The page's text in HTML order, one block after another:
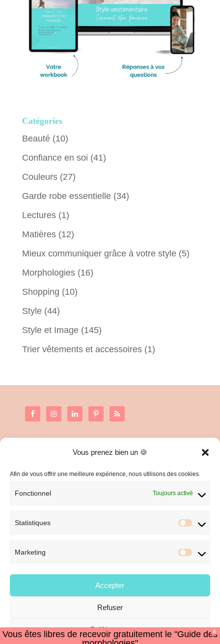
Vous prenez bien un 🍪
Afin de vous offrir une meilleure expérience, nous utilisons des cookies.
Fonctionnel Toujours activé
Statistiques
Marketing
Accepter
Refuser
Préférences
Catégories
Beauté(10)
Confiance en soi (41)
Couleurs(27)
Garde robe essentielle(34)
Lectures(1)
Matières(12)
Mieux communiquer grâce à votre style(5)
Morphologies(16)
Shopping (10)
Style(44)
Style et Image(145)
Trier vêtements et accessoires(1)
C.G.V. et Mentions Légales
© Style et Image
X
Vous êtes libres de recevoir gratuitement le "Guide des